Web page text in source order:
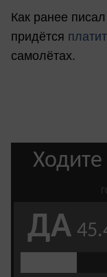
Как ранее
придётся
самолётах.